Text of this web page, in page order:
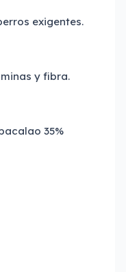
exigentes.
y fibra.
35%